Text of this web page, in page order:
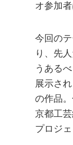
オ参加
今回の
り、先
うある
展示さ
の作品
京都工
プロジ